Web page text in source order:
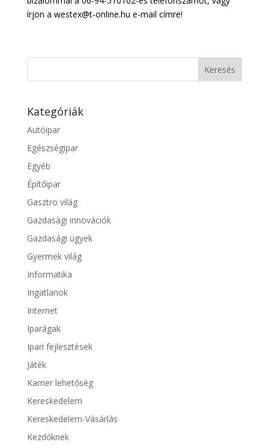
írjon a westex@t-online.hu e-mail címre!
Kategóriák
Autóipar
Egészségipar
Egyéb
Építőipar
Gasztro világ
Gazdasági innovációk
Gazdasági ügyek
Gyermek világ
Informatika
Ingatlanok
Internet
Iparágak
Ipari fejlesztések
Játék
Karrier lehetőség
Kereskedelem
Kereskedelem-Vásárlás
Kezdőknek